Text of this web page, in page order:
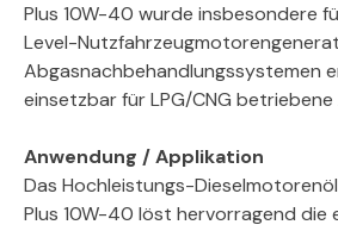
Plus 10W-40 wurde insbesondere
Level-
Abgasnachbehandlungssystemen
einsetzbar für LPG/CNG
Anwendung / Applikation
Das Hochleistungs-
Plus 10W-40 löst hervorragend die